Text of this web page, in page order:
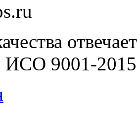
отвечает
ИСО 9001-2015